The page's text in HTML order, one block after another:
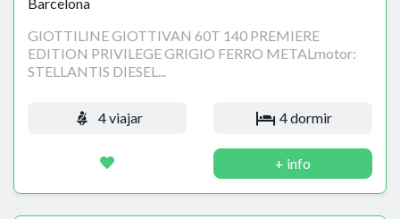
Barcelona
GIOTTILINE GIOTTIVAN 60T 140 PREMIERE
EDITION PRIVILEGE GRIGIO FERRO METALmotor:
STELLANTIS DIESEL...
4 viajar 4 dormir
+ info